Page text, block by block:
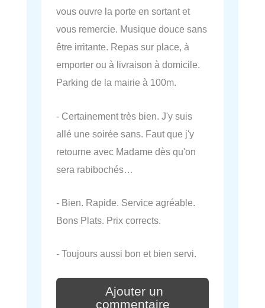
vous ouvre la porte en sortant et
vous remercie. Musique douce sans
être irritante. Repas sur place, à
emporter ou à livraison à domicile.
Parking de la mairie à 100m.
- Certainement très bien. J'y suis
allé une soirée sans. Faut que j'y
retourne avec Madame dès qu'on
sera rabibochés…
- Bien. Rapide. Service agréable.
Bons Plats. Prix corrects.
- Toujours aussi bon et bien servi.
Ajouter un
commentaire